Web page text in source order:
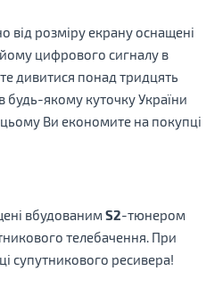
від розміру екрану оснащені
цифрового сигналу в
дивитися понад тридцять
в будь-якому куточку України
Ви економите на покупці
вбудованимS2-тюнером
телебачення. При
супутникового ресивера!